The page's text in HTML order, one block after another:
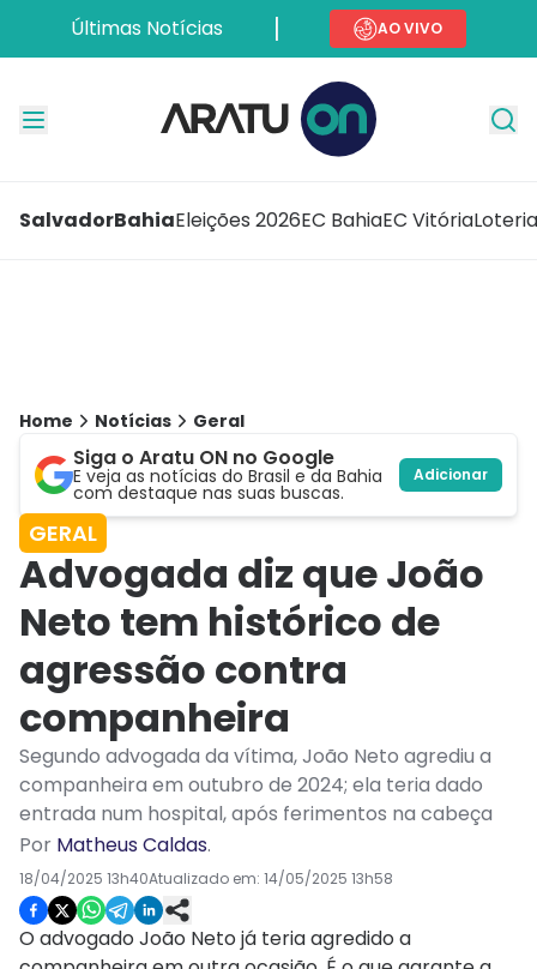
Últimas Notícias AO VIVO
SalvadorBahiaEleições 2026EC BahiaEC Vitória
Home Notícias Geral
Siga o Aratu ON no Google
E veja as notícias do Brasil e da Bahia
com destaque nas suas buscas.
Adicionar
GERAL
Advogada diz que João
Neto tem histórico de
agressão contra
companheira
Segundo advogada da vítima, João Neto agrediu a
companheira em outubro de 2024; ela teria dado
entrada num hospital, após ferimentos na cabeça
Por Matheus Caldas.
18/04/2025 13h40Atualizado em: 14/05/2025 13h58
O advogado João Neto já teria agredido a